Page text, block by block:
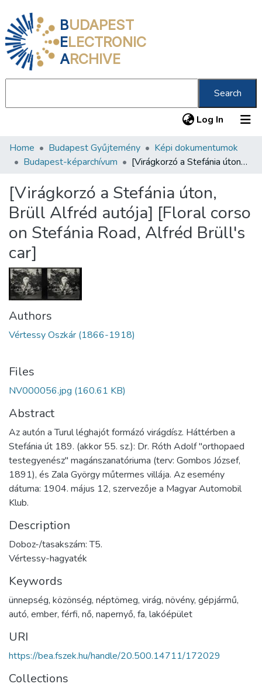
BUDAPEST
ELECTRONIC
ARCHIVE
Search
Log In (current)
Communities & Collections
Statistics
About us
Home Budapest Gyűjtemény
Képi dokumentumok
Budapest-képarchívum
[Virágkorzó a Stefánia úton, Brüll Alfréd autója] [Floral corso on Stefánia Road, Alfréd Brüll's car]
[Virágkorzó a Stefánia úton,
Brüll Alfréd autója] [Floral corso
on Stefánia Road, Alfréd Brüll's
car]
Authors
Vértessy Oszkár (1866-1918)
Files
NV000056.jpg (160.61 KB)
Abstract
Az autón a Turul léghajót formázó virágdísz. Háttérben a
Stefánia út 189. (akkor 55. sz.): Dr. Róth Adolf "orthopaed
testegyenész" magánszanatóriuma (terv: Gombos József,
1891), és Zala György műtermes villája. Az esemény
dátuma: 1904. május 12, szervezője a Magyar Automobil
Klub.
Description
Doboz-/tasakszám: T5.
Vértessy-hagyaték
Keywords
ünnepség, közönség, néptömeg, virág, növény, gépjármű,
autó, ember, férfi, nő, napernyő, fa, lakóépület
URI
https://bea.fszek.hu/handle/20.500.14711/172029
Collections